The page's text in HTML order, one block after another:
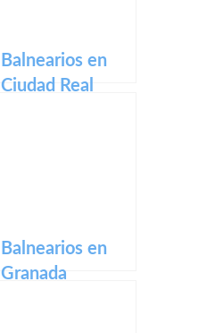
Balnearios en
Ciudad Real
Balnearios en
Granada